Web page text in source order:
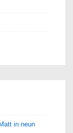
in neun